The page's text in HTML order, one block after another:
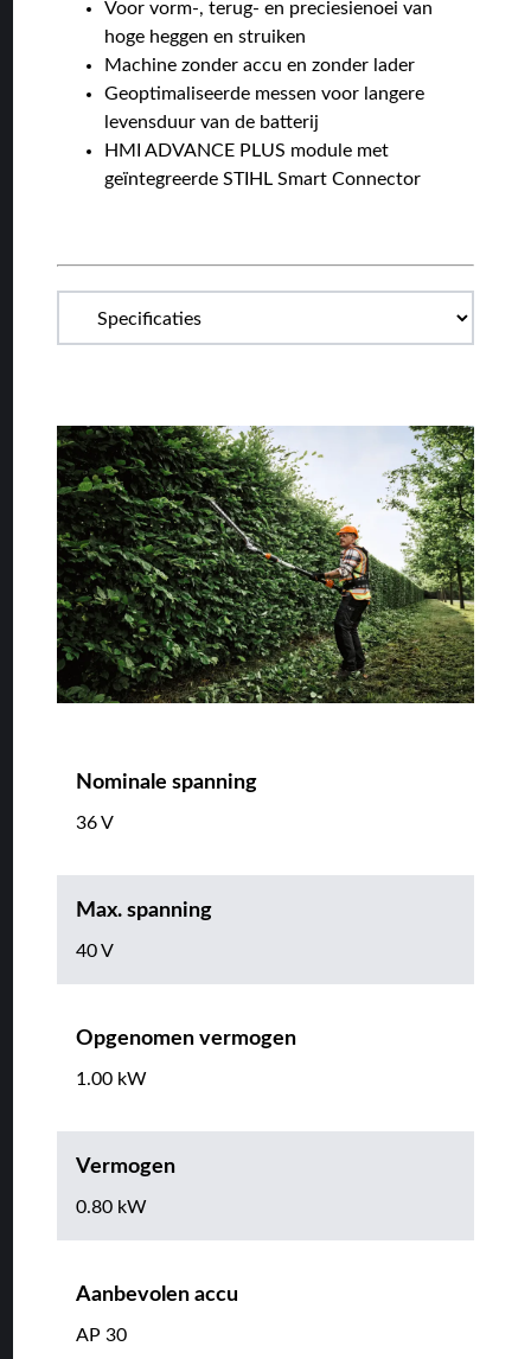
Voor vorm-, terug- en preciesienoei van
hoge heggen en struiken
Machine zonder accu en zonder lader
Geoptimaliseerde messen voor langere
levensduur van de batterij
HMI ADVANCE PLUS module met
geïntegreerde STIHL Smart Connector
Nominale spanning
36 V
Max. spanning
40 V
Opgenomen vermogen
1.00 kW
Vermogen
0.80 kW
Aanbevolen accu
AP 30